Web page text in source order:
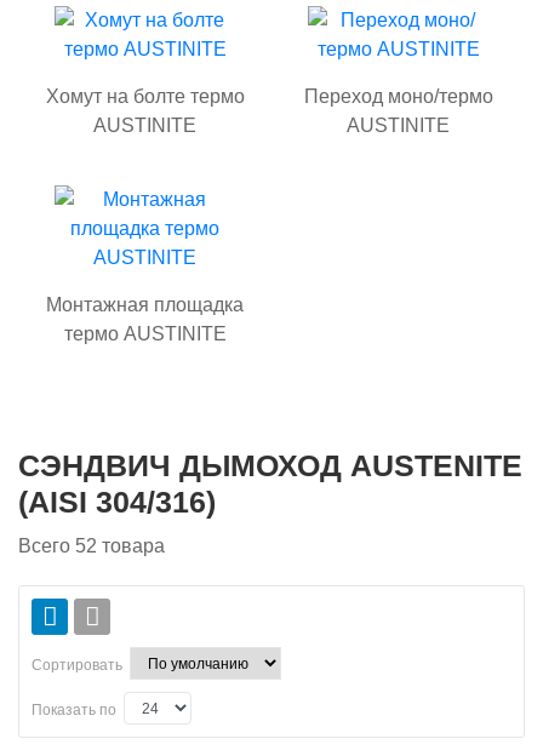
Хомут на болте термо
AUSTINITE
Переход моно/термо
AUSTINITE
Монтажная площадка
термо AUSTINITE
СЭНДВИЧ ДЫМОХОД AUSTENITE
(AISI 304/316)
Всего 52 товара
Сортировать
Показать по